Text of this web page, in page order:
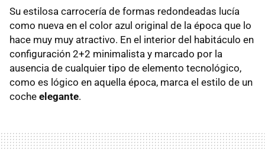
Su estilosa carrocería de formas redondeadas lucía
como nueva en el color azul original de la época que lo
hace muy muy atractivo. En el interior del habitáculo en
configuración 2+2 minimalista y marcado por la
ausencia de cualquier tipo de elemento tecnológico,
como es lógico en aquella época, marca el estilo de un
coche elegante.